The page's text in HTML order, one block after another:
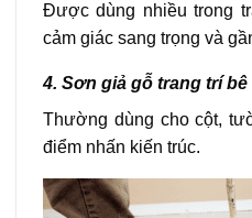
Được dùng nhiều trong
cảm giác sang trọng và
4. Sơn giả gỗ trang trí
Thường dùng cho cột,
điểm nhấn kiến trúc.